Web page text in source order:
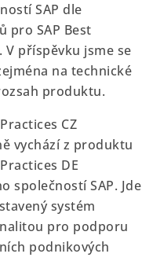
SAP dle
pro SAP Best
V příspěvku jsme se
na technické
produktu.
CZ
vychází z produktu
DE
společností SAP. Jde
systém
pro podporu
podnikových